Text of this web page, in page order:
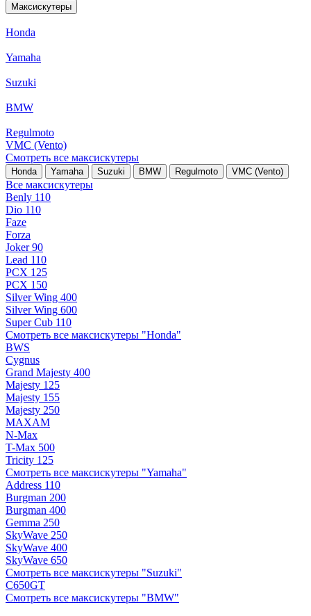
Максискутеры
Honda
Yamaha
Suzuki
BMW
Regulmoto
VMC (Vento)
Смотреть все максискутеры
Honda Yamaha Suzuki BMW Regulmoto VMC (Vento)
Все максискутеры
Benly 110
Dio 110
Faze
Forza
Joker 90
Lead 110
PCX 125
PCX 150
Silver Wing 400
Silver Wing 600
Super Cub 110
Смотреть все максискутеры "Honda"
BWS
Cygnus
Grand Majesty 400
Majesty 125
Majesty 155
Majesty 250
MAXAM
N-Max
T-Max 500
Tricity 125
Смотреть все максискутеры "Yamaha"
Address 110
Burgman 200
Burgman 400
Gemma 250
SkyWave 250
SkyWave 400
SkyWave 650
Смотреть все максискутеры "Suzuki"
C650GT
Смотреть все максискутеры "BMW"